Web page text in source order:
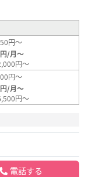
円～
円/月～
円～
円～
円/月～
円～
電話する